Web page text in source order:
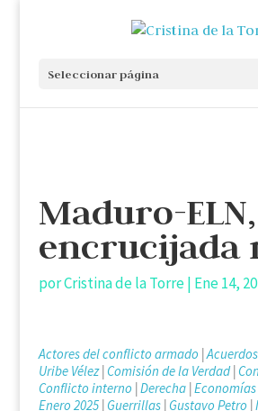
Seleccionar página
Maduro-
encrucijada
porCristina de la Torre| Ene 14,
Actores del conflicto armado |
Uribe Vélez|Comisión de la Verdad|
Conflicto interno |Derecha|
Enero 2025|Guerrillas|Gustavo Petro |